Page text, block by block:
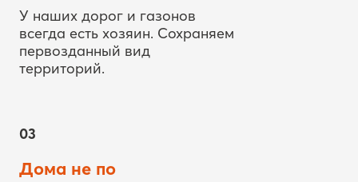
У наших дорог и газонов
всегда есть хозяин. Сохраняем
первозданный вид
территорий.
03
Дома не по